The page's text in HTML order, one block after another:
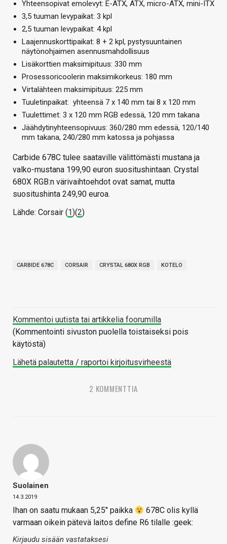
Yhteensopivat emolevyt: E-ATX, ATX, micro-ATX, mini-ITX
3,5 tuuman levypaikat: 3 kpl
2,5 tuuman levypaikat: 4 kpl
Laajennuskorttipaikat: 8 + 2 kpl, pystysuuntainen
näytönohjaimen asennusmahdollisuus
Lisäkorttien maksimipituus: 330 mm
Prosessoricoolerin maksimikorkeus: 180 mm
Virtalähteen maksimipituus: 225 mm
Tuuletinpaikat: yhteensä 7 x 140 mm tai 8 x 120 mm
Tuulettimet: 3 x 120 mm RGB edessä, 120 mm takana
Jäähdytinyhteensopivuus: 360/280 mm edessä, 120/140
mm takana, 240/280 mm katossa ja pohjassa
Carbide 678C tulee saataville välittömästi mustana ja
valko-mustana 199,90 euron suositushintaan. Crystal
680X RGB:n värivaihtoehdot ovat samat, mutta
suositushinta 249,90 euroa.
Lähde: Corsair (1)(2)
CARBIDE 678C CORSAIR CRYSTAL 680X RGB KOTELO
Kommentoi uutista tai artikkelia foorumilla
(Kommentointi sivuston puolella toistaiseksi pois
käytöstä)
Lähetä palautetta / raportoi kirjoitusvirheestä
2 KOMMENTTIA
Suolainen
14.3.2019
Ihan on saatu mukaan 5,25" paikka
678C olis kyllä
varmaan oikein pätevä laitos define R6 tilalle :geek:
Kirjaudu sisään vastataksesi